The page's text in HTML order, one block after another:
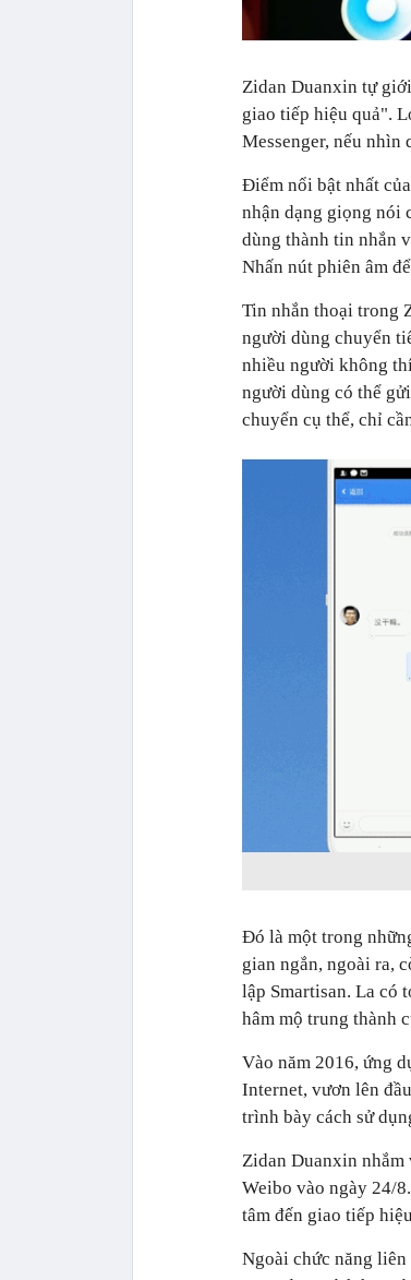
Zidan Duanxin tự
giao tiếp hiệu quả".
Messenger, nếu nhìn
Điểm nổi bật nhất
nhận dạng giọng nói
dùng thành tin nhắn
Nhấn nút phiên âm
Tin nhắn thoại trong
người dùng chuyển
nhiều người không
người dùng có thể
chuyển cụ thể, chỉ
Đó là một trong
gian ngắn, ngoài ra,
lập Smartisan. La có
hâm mộ trung thành
Vào năm 2016, ứng
Internet, vươn lên
trình bày cách sử
Zidan Duanxin
Weibo vào ngày 24/
tâm đến giao tiếp
Ngoài chức năng